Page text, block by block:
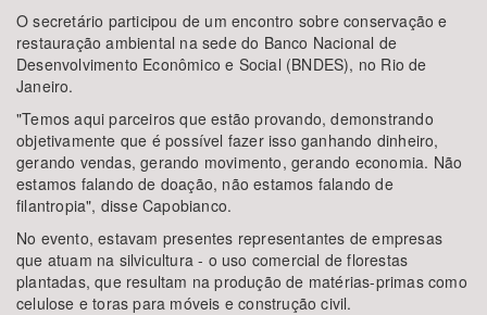
BUSCAR
O secretário participou de um encontro sobre conservação e
restauração ambiental na sede do Banco Nacional de
Desenvolvimento Econômico e Social (BNDES), no Rio de
Janeiro.
"Temos aqui parceiros que estão provando, demonstrando
objetivamente que é possível fazer isso ganhando dinheiro,
gerando vendas, gerando movimento, gerando economia. Não
estamos falando de doação, não estamos falando de
filantropia", disse Capobianco.
No evento, estavam presentes representantes de empresas
que atuam na silvicultura - o uso comercial de florestas
plantadas, que resultam na produção de matérias-primas como
celulose e toras para móveis e construção civil.